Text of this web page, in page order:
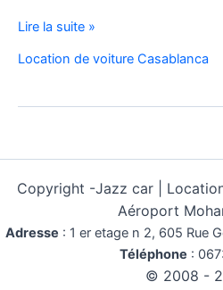
Location
voiture
C3
Lire la suite »
Location de voiture Casablanca
Copyright -Jazz car |
Aéroport
Adresse : 1 er etage n 2, 605 Rue
Téléphone :
© 2008 -